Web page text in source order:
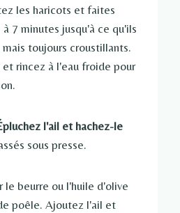
les haricots et faites
7 minutes jusqu'à ce qu'ils
toujours croustillants.
rincez à l'eau froide pour
l'ail et hachez-le
sous presse.
le beurre ou l'huile d'olive
poêle. Ajoutez l'ail et